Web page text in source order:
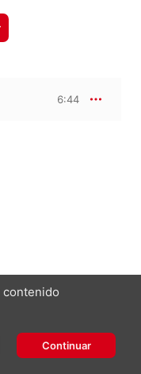
6:44
- Music for
Weston
contenido
Continuar